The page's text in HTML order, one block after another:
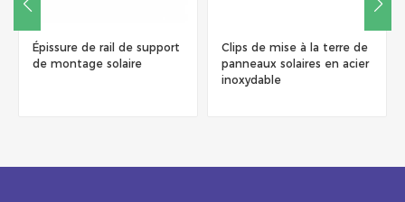
Épissure de rail de support
de montage solaire
Clips de mise à la terre de
panneaux solaires en acier
inoxydable